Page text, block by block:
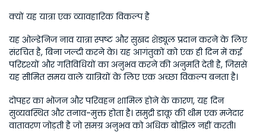
क्यों यह यात्रा एक व्यावहारिक विकल्प है
यह ओल्डेनिज नाव यात्रा स्पष्ट और सुखद शेड्यूल प्रदान करने के लिए
संरचित है, बिना जल्दी करने के। यह आगंतुकों को एक ही दिन में कई
परिदृश्यों और गतिविधियों का अनुभव करने की अनुमति देती है, जिससे
यह सीमित समय वाले यात्रियों के लिए एक अच्छा विकल्प बनता है।
दोपहर का भोजन और परिवहन शामिल होने के कारण, यह दिन
सुव्यवस्थित और तनाव-मुक्त होता है। समुद्री डाकू की थीम एक मजेदार
वातावरण जोड़ती है जो समग्र अनुभव को अधिक बोझिल नहीं करती।